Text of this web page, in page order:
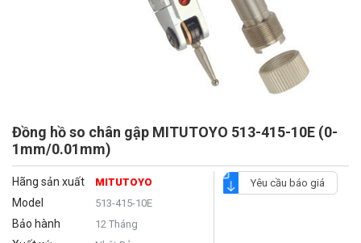
Đồng hồ so chân gập MITUTOYO 513-415-10E (0-
1mm/0.01mm)
Hãng sản xuất MITUTOYO
Model 513-415-10E
Bảo hành 12 Tháng
Yêu cầu báo giá